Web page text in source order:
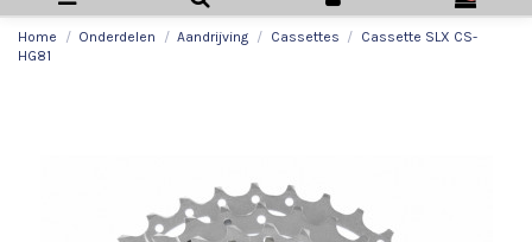
Home Onderdelen Aandrijving Cassettes
Cassette SLX CS-
HG81